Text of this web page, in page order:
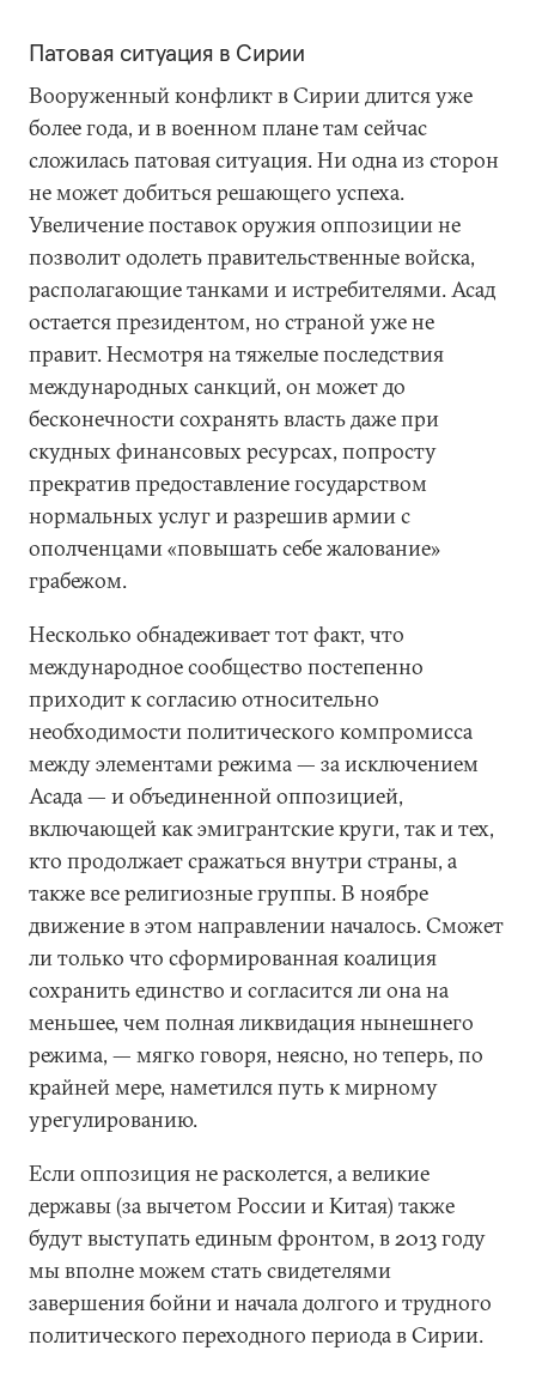
Патовая ситуация в Сирии
Вооруженный конфликт в Сирии длится уже
более года, и в военном плане там сейчас
сложилась патовая ситуация. Ни одна из сторон
не может добиться решающего успеха.
Увеличение поставок оружия оппозиции не
позволит одолеть правительственные войска,
располагающие танками и истребителями. Асад
остается президентом, но страной уже не
правит. Несмотря на тяжелые последствия
международных санкций, он может до
бесконечности сохранять власть даже при
скудных финансовых ресурсах, попросту
прекратив предоставление государством
нормальных услуг и разрешив армии с
ополченцами «повышать себе жалование»
грабежом.
Несколько обнадеживает тот факт, что
международное сообщество постепенно
приходит к согласию относительно
необходимости политического компромисса
между элементами режима — за исключением
Асада — и объединенной оппозицией,
включающей как эмигрантские круги, так и тех,
кто продолжает сражаться внутри страны, а
также все религиозные группы. В ноябре
движение в этом направлении началось. Сможет
ли только что сформированная коалиция
сохранить единство и согласится ли она на
меньшее, чем полная ликвидация нынешнего
режима, — мягко говоря, неясно, но теперь, по
крайней мере, наметился путь к мирному
урегулированию.
Если оппозиция не расколется, а великие
державы (за вычетом России и Китая) также
будут выступать единым фронтом, в 2013 году
мы вполне можем стать свидетелями
завершения бойни и начала долгого и трудного
политического переходного периода в Сирии.